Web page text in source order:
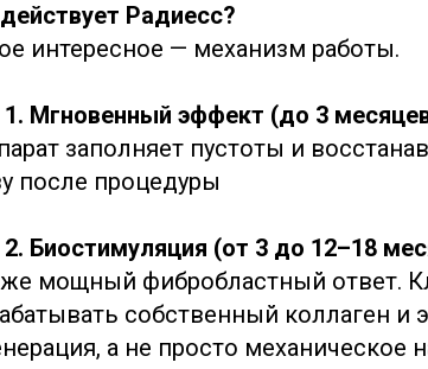
Радиесс?
интересное — механизм работы.
Мгновенный эффект (до 3
заполняет пустоты и
после процедуры
Биостимуляция (от 3 до 12–18
мощный фибробластный ответ.
собственный коллаген и
а не просто механическое